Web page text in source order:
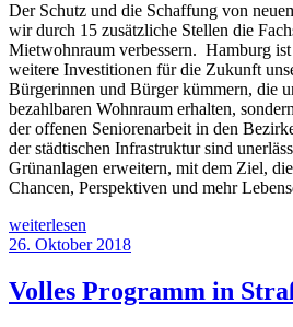
Der Schutz und die Schaffung von
wir durch 15 zusätzliche Stellen die
Mietwohnraum verbessern. Hamburg
weitere Investitionen für die Zukunft
Bürgerinnen und Bürger kümmern, die
bezahlbaren Wohnraum erhalten,
der offenen Seniorenarbeit in den
der städtischen Infrastruktur sind
Grünanlagen erweitern, mit dem Ziel,
Chancen, Perspektiven und mehr
„Rot-
Grünes
für
den
weiterlesen
Veröffentlicht
26. Oktober 2018
Volles Programm in